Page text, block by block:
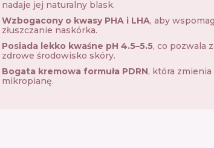
nadaje jej naturalny blask.
Wzbogacony o kwasy PHA i LHA, aby
złuszczanie naskórka.
Posiada lekko kwaśne pH 4.5–5.5, co pozwala
zdrowe środowisko skóry.
Bogata kremowa formuła PDRN, która
mikropianę.